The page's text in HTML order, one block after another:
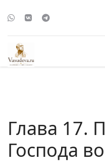
Глава 17.
Господа